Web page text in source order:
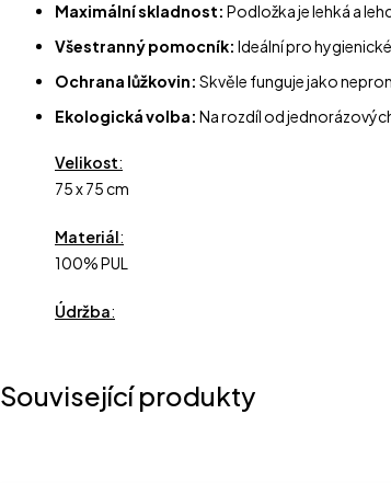
Maximální skladnost: Podložka je lehká a
Všestranný pomocník: Ideální pro
Ochrana lůžkovin: Skvěle funguje jako
Ekologická volba: Na rozdíl od
Velikost:
75 x 75 cm
Materiál:
100% PUL
Údržba:
Související produkty